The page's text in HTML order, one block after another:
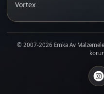
Vortex
© 2007-2026 Emka Av